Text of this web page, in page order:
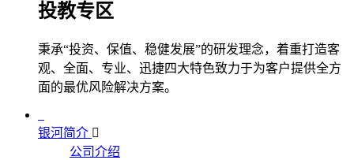
投教专区
秉承“投资、保值、稳健发展”的研发理念，着重打造客
观、全面、专业、迅捷四大特色致力于为客户提供全方
面的最优风险解决方案。
银河简介
公司介绍